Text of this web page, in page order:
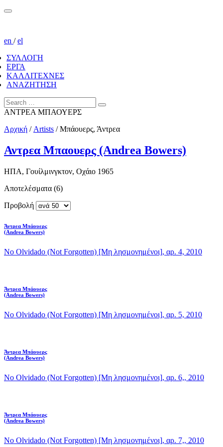
en /el
ΣΥΛΛΟΓΗ
ΕΡΓΑ
ΚΑΛΛΙΤΕΧΝΕΣ
ΑΝΑΖΗΤΗΣΗ
ΑΝΤΡΕΑ ΜΠΑΟΥΕΡΣ
Αρχική / Artists /Μπάουερς, Άντρεα
Αντρεα Μπαουερς (Andrea Bowers)
ΗΠΑ, Γουίλμινγκτον, Οχάιο 1965
Αποτελέσματα (6)
Προβολή
Άντρεα Μπάουερς
(Andrea Bowers)
No Olvidado (Not Forgotten) [Μη λησμονημένοι], αρ. 4, 2010
Άντρεα Μπάουερς
(Andrea Bowers)
No Olvidado (Not Forgotten) [Μη λησμονημένοι], αρ. 5, 2010
Άντρεα Μπάουερς
(Andrea Bowers)
No Olvidado (Not Forgotten) [Μη λησμονημένοι], αρ. 6,, 2010
Άντρεα Μπάουερς
(Andrea Bowers)
No Olvidado (Not Forgotten) [Μη λησμονημένοι], αρ. 7,, 2010